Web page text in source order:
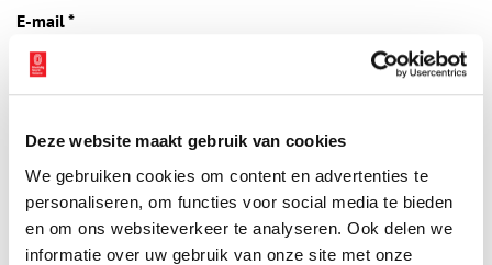
Deze website maakt gebruik van cookies
We gebruiken cookies om content en advertenties te
personaliseren, om functies voor social media te bieden
en om ons websiteverkeer te analyseren. Ook delen we
informatie over uw gebruik van onze site met onze
E-mail*
Bekijk meer video's